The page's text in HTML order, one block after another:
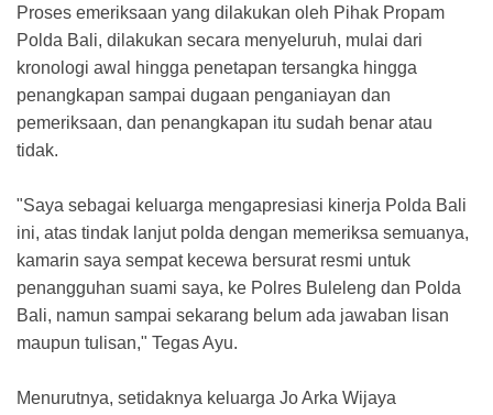
Proses emeriksaan yang dilakukan oleh Pihak Propam
Polda Bali, dilakukan secara menyeluruh, mulai dari
kronologi awal hingga penetapan tersangka hingga
penangkapan sampai dugaan penganiayan dan
pemeriksaan, dan penangkapan itu sudah benar atau
tidak.
"Saya sebagai keluarga mengapresiasi kinerja Polda Bali
ini, atas tindak lanjut polda dengan memeriksa semuanya,
kamarin saya sempat kecewa bersurat resmi untuk
penangguhan suami saya, ke Polres Buleleng dan Polda
Bali, namun sampai sekarang belum ada jawaban lisan
maupun tulisan," Tegas Ayu.
Menurutnya, setidaknya keluarga Jo Arka Wijaya